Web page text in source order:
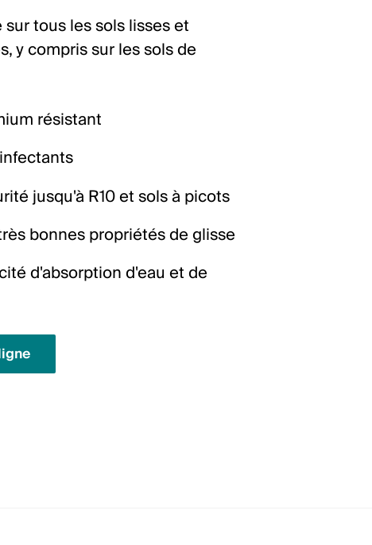
tous les sols lisses et
y compris sur les sols de
résistant
jusqu'à R10 et sols à picots
bonnes propriétés de glisse
d'absorption d'eau et de